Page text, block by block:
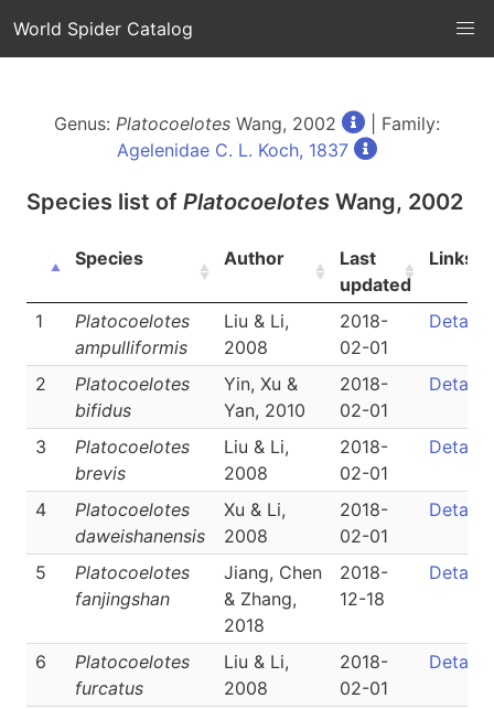
World Spider Catalog
Genus: Platocoelotes Wang, 2002
| Family:
Agelenidae C. L. Koch, 1837
Species list of Platocoelotes Wang, 2002
Species Author
Last
updated
Links
1
Platocoelotes
ampulliformis
Liu & Li,
2008
2018-
02-01
Detail
2
Platocoelotes
bifidus
Yin, Xu &
Yan, 2010
2018-
02-01
Detail
3
Platocoelotes
brevis
Liu & Li,
2008
2018-
02-01
Detail
4
Platocoelotes
daweishanensis
Xu & Li,
2008
2018-
02-01
Detail
5
Platocoelotes
fanjingshan
Jiang, Chen
& Zhang,
2018
2018-
12-18
Detail
6
Platocoelotes
furcatus
Liu & Li,
2008
2018-
02-01
Detail